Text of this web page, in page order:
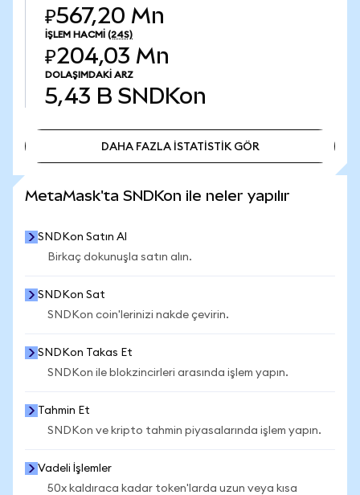
₽567,20 Mn
İŞLEM HACMI (24S)
₽204,03 Mn
DOLAŞIMDAKI ARZ
5,43 B SNDKon
DAHA FAZLA İSTATİSTİK GÖR
MetaMask'ta SNDKon ile neler yapılır
SNDKon Satın Al
Birkaç dokunuşla satın alın.
SNDKon Sat
SNDKon coin'lerinizi nakde çevirin.
SNDKon Takas Et
SNDKon ile blokzincirleri arasında işlem yapın.
Tahmin Et
SNDKon ve kripto tahmin piyasalarında işlem yapın.
Vadeli İşlemler
50x kaldıraca kadar token'larda uzun veya kısa